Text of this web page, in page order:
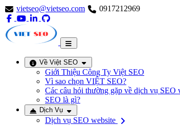
vietseo@vietseo.com 0917212969
Về Việt SEO
Giới Thiệu Công Ty Việt SEO
Vì sao chọn VIỆT SEO?
Các câu hỏi thường gặp về dịch vụ SEO
SEO là gì?
Dịch Vụ
Dịch vụ SEO website